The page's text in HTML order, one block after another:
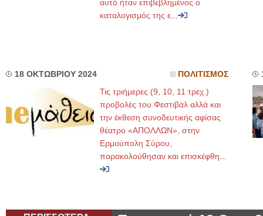
αυτό ήταν επιβεβλημένος ο
καταλογισμός της ε
18 ΟΚΤΩΒΡΙΟΥ 2024 ΠΟΛΙΤΙΣΜΟΣ
Τις τριήμερες (9, 10, 11 τρεχ.)
προβολές του Φεστιβάλ αλλά και
την έκθεση συνοδευτικής αφίσας
θέατρο «ΑΠΟΛΛΩΝ», στην
Ερμούπολη Σύρου,
παρακολούθησαν και επισκέφθη